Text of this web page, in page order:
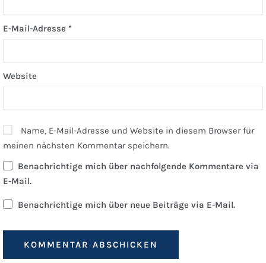
E-Mail-Adresse *
Website
Name, E-Mail-Adresse und Website in diesem Browser für
meinen nächsten Kommentar speichern.
Benachrichtige mich über nachfolgende Kommentare via
E-Mail.
Benachrichtige mich über neue Beiträge via E-Mail.